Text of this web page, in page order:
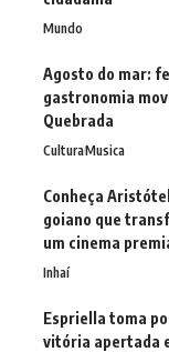
Mundo
Agosto do mar:
gastronomia
Quebrada
CulturaMusica
Conheça
goiano que
um cinema
Inhaí
Espriella toma
vitória apertada